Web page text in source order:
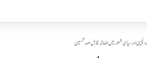
دلچسپی اور سیاسی شعور میں اضافہ قابل صد تحسین